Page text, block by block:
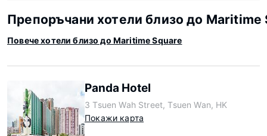
Препоръчани хотели близо до Maritime
Повече хотели близо до Maritime Square
Panda Hotel
3 Tsuen Wah Street, Tsuen Wan, HK
Покажи карта